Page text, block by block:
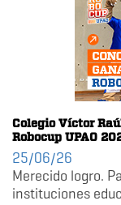
Colegio Víctor
Robocup UPAO
25/06/26
Merecido logro.
instituciones